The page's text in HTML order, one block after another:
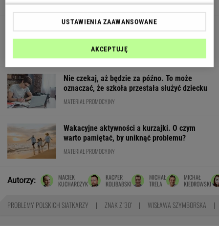
wykonywał klasyki polskiej muzyki?
Nie czekaj, aż będzie za późno. To może
oznaczać, że szkoła przestała służyć dziecku
MATERIAŁ PROMOCYJNY
Wakacyjne aktywności a kurzajki. O czym
warto pamiętać, by uniknąć problemu?
MATERIAŁ PROMOCYJNY
Autorzy:
MACIEK
KUCHARCZYK
KACPER
KOLIBABSKI
MICHAŁ
TRELA
MICHAŁ
KIEDROWSKI
PROBLEMY POLSKICH SIATKARZY ZNAK Z '30' WISŁAWA SZYMBORSKA
USTAWIENIA ZAAWANSOWANE
AKCEPTUJĘ